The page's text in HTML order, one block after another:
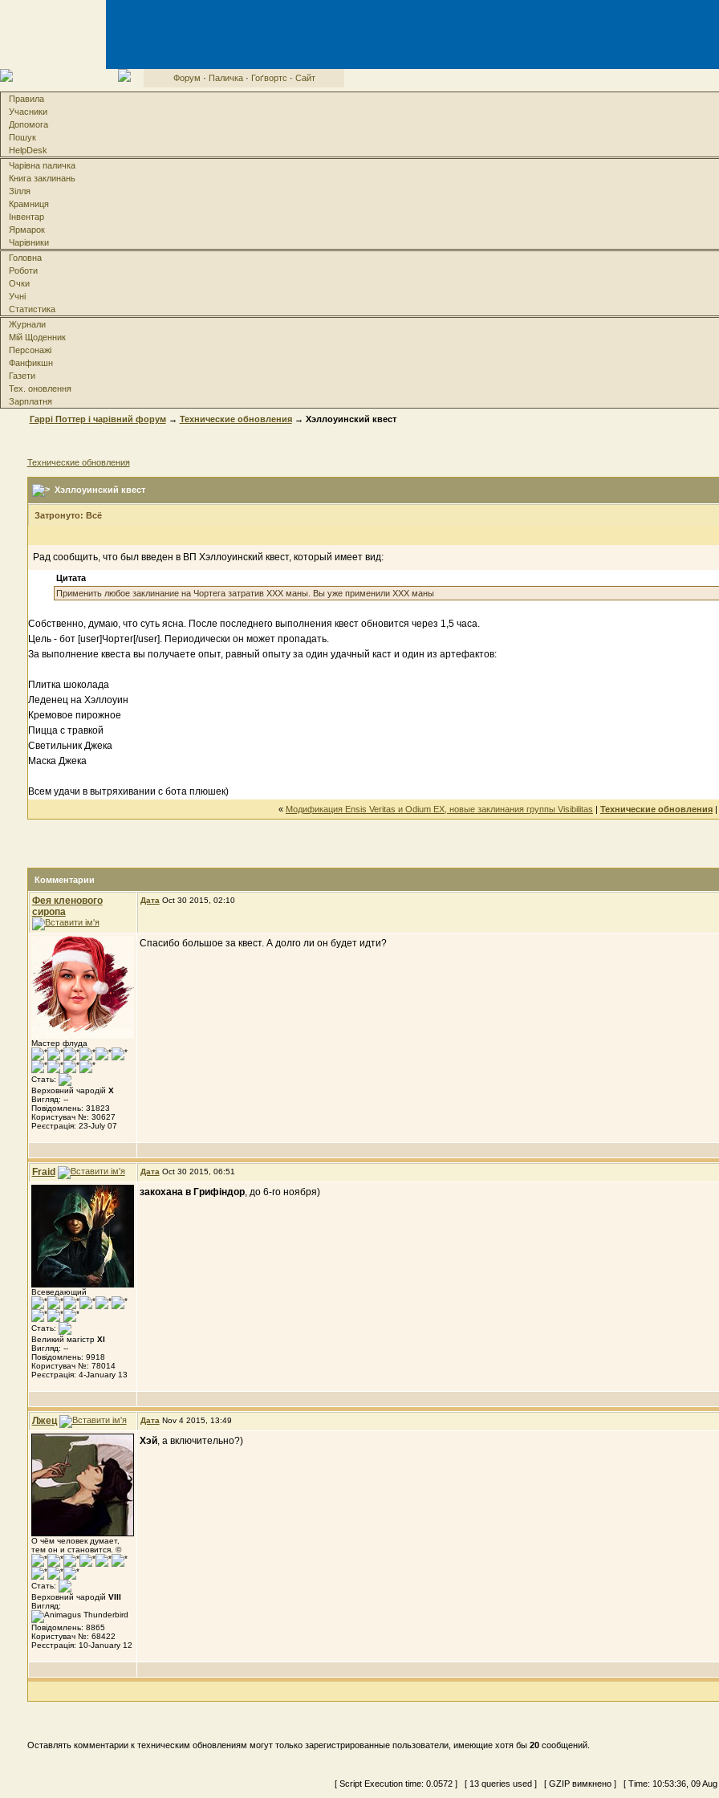
Форум · Паличка· Гоґвортс · Сайт
Правила
Учасники
Допомога
Пошук
HelpDesk
Чарівна паличка
Книга заклинань
Зілля
Крамниця
Інвентар
Ярмарок
Чарівники
Головна
Роботи
Очки
Учні
Статистика
Журнали
Мій Щоденник
Персонажі
Фанфикшн
Газети
Тех. оновлення
Зарплатня
Гаррі Поттер і чарівний форум→ Технические обновления→ Хэллоуинский квест
Технические обновления
Хэллоуинский квест
Затронуто: Всё
Рад сообщить, что был введен в ВП Хэллоуинский квест, который имеет вид:
Цитата
Применить любое заклинание на Чортега затратив XXX маны. Вы уже применили ХХХ маны
Собственно, думаю, что суть ясна. После последнего выполнения квест обновится через 1,5 часа.
Цель - бот [user]Чортег[/user]. Периодически он может пропадать.
За выполнение квеста вы получаете опыт, равный опыту за один удачный каст и один из артефактов:
Плитка шоколада
Леденец на Хэллоуин
Кремовое пирожное
Пицца с травкой
Светильник Джека
Маска Джека
Всем удачи в вытряхивании с бота плюшек)
« Модификация Ensis Veritas и Odium EX, новые заклинания группы Visibilitas | Технические обновления|
Комментарии
Фея кленового
сиропа
Дата Oct 30 2015, 02:10
Мастер флуда
Стать:
Верховний чародій X
Вигляд: --
Повідомлень: 31823
Користувач №: 30627
Реєстрація: 23-July 07
Спасибо большое за квест. А долго ли он будет идти?
Fraid Дата Oct 30 2015, 06:51
Всеведающий
Стать:
Великий магістр XI
Вигляд: --
Повідомлень: 9918
Користувач №: 78014
Реєстрація: 4-January 13
закохана в Грифіндор, до 6-го ноября)
Лжец Дата Nov 4 2015, 13:49
О чём человек думает,
тем он и становится. ©
Стать:
Верховний чародій VIII
Вигляд:
Повідомлень: 8865
Користувач №: 68422
Реєстрація: 10-January 12
Хэй, а включительно?)
Оставлять комментарии к техническим обновлениям могут только зарегистрированные пользователи, имеющие хотя бы 20сообщений.
[ Script Execution time: 0.0572] [ 13 queries used ] [ GZIP вимкнено ] [ Time: 10:53:36, 09 Aug